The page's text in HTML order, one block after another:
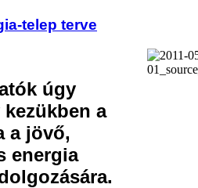
telep terve
úgy
a
a jövő,
energia